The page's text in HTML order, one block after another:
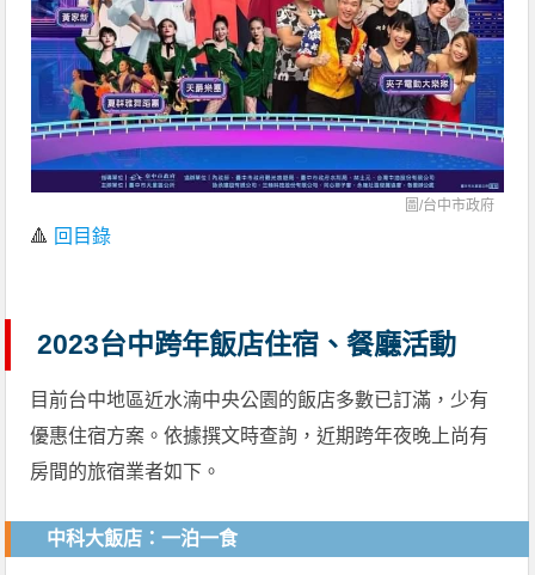
圖/台中市政府
🔺 回目錄
2023台中跨年飯店住宿、餐廳活動
目前台中地區近水湳中央公園的飯店多數已訂滿，少有
優惠住宿方案。依據撰文時查詢，近期跨年夜晚上尚有
房間的旅宿業者如下。
中科大飯店：一泊一食